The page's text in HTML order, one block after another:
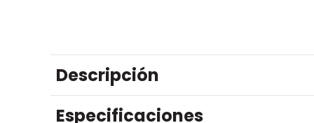
Descripción
Especificaciones